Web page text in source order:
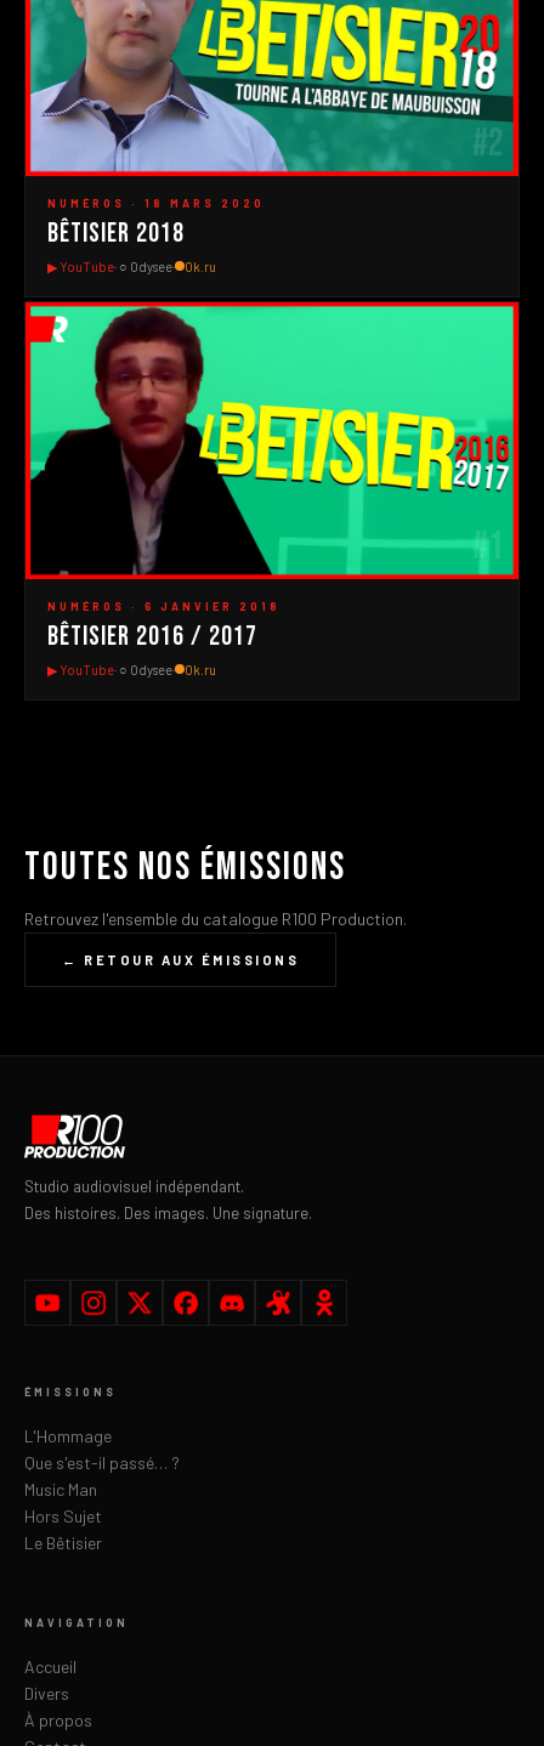
▶
#2
NUMÉROS · 18 MARS 2020
Bêtisier 2018
▶ YouTube· ○ Odysee· Ok.ru
▶
#1
NUMÉROS · 6 JANVIER 2018
Bêtisier 2016 / 2017
▶ YouTube· ○ Odysee· Ok.ru
Toutes nos émissions
Retrouvez l'ensemble du catalogue R100 Production.
← RETOUR AUX ÉMISSIONS
Studio audiovisuel indépendant.
Des histoires. Des images. Une signature.
ÉMISSIONS
L'Hommage
Que s'est-il passé… ?
Music Man
Hors Sujet
Le Bêtisier
NAVIGATION
Accueil
Divers
À propos